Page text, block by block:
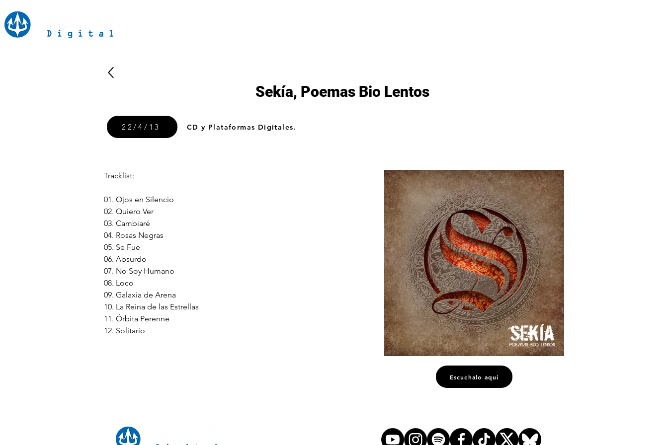
Sekía, Poemas Bio Lentos
22/4/13 CD y Plataformas Digitales.
Tracklist:
01. Ojos en Silencio
02. Quiero Ver
03. Cambiaré
04. Rosas Negras
05. Se Fue
06. Absurdo
07. No Soy Humano
08. Loco
09. Galaxia de Arena
10. La Reina de las Estrellas
11. Órbita Perenne
12. Solitario
Escuchalo aquí